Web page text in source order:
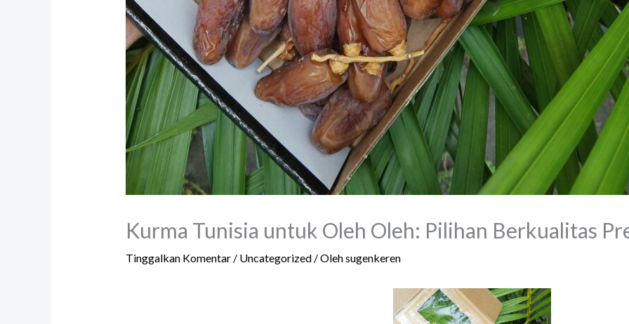
Kurma Tunisia untuk Oleh Oleh: Pilihan Berkualitas
Tinggalkan Komentar / Uncategorized/ Olehsugenkeren